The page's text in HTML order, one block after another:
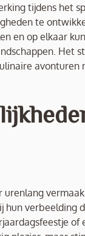
tijdens het
te
en op elkaar
Het
avonturen
verbeelding